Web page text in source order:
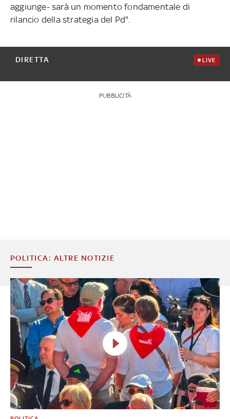
aggiunge- sarà un momento fondamentale di
rilancio della strategia del Pd".
DIRETTA LIVE
PUBBLICITÀ
POLITICA: ALTRE NOTIZIE